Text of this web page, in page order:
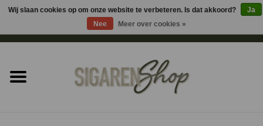
Sigaren accessoires
Wij slaan cookies op om onze website te verbeteren. Is dat akkoord?
Ja
Nee
Meer over cookies »